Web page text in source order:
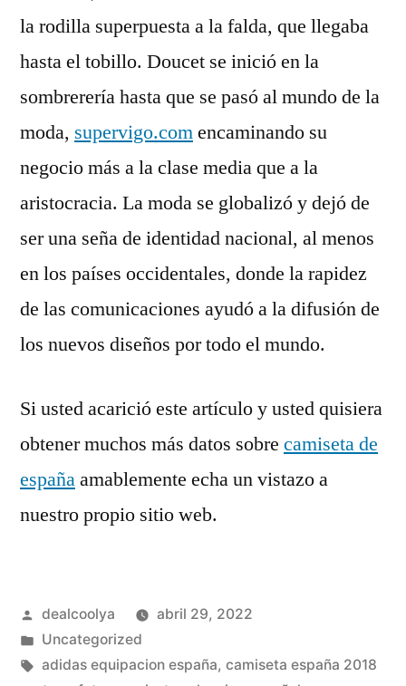
la rodilla superpuesta a la falda, que llegaba
hasta el tobillo. Doucet se inició en la
sombrerería hasta que se pasó al mundo de la
moda, supervigo.comencaminando su
negocio más a la clase media que a la
aristocracia. La moda se globalizó y dejó de
ser una seña de identidad nacional, al menos
en los países occidentales, donde la rapidez
de las comunicaciones ayudó a la difusión de
los nuevos diseños por todo el mundo.
Si usted acarició este artículo y usted quisiera
obtener muchos más datos sobre camiseta de
españaamablemente echa un vistazo a
nuestro propio sitio web.
Publicado
por
dealcoolya
abril 29, 2022
Publicado
en
Uncategorized
Etiquetas:
adidas equipacion españa, camiseta españa 2018